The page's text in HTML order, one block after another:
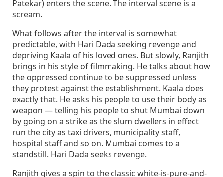
Patekar) enters the scene. The interval scene is a
scream.
What follows after the interval is somewhat
predictable, with Hari Dada seeking revenge and
depriving Kaala of his loved ones. But slowly, Ranjith
brings in his style of filmmaking. He talks about how
the oppressed continue to be suppressed unless
they protest against the establishment. Kaala does
exactly that. He asks his people to use their body as
weapon — telling his people to shut Mumbai down
by going on a strike as the slum dwellers in effect
run the city as taxi drivers, municipality staff,
hospital staff and so on. Mumbai comes to a
standstill. Hari Dada seeks revenge.
Ranjith gives a spin to the classic white-is-pure-and-